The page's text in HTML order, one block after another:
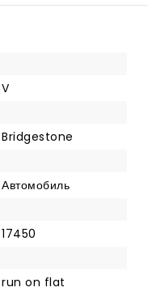
V
Bridgestone
Автомобиль
17450
run on flat